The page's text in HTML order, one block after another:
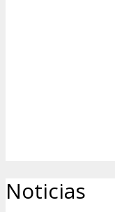
Noticias